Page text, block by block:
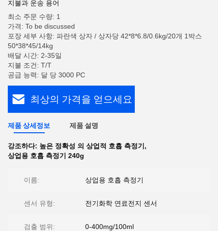
지불과 운송 용어
최소 주문 수량: 1
가격: To be discussed
포장 세부 사항: 파란색 상자 / 상자당 42*8*6.8/0.6kg/20개 1박스
50*38*45/14kg
배달 시간: 2-35일
지불 조건: T/T
공급 능력: 달 당 3000 PC
최상의 가격을 얻으세요
제품 상세정보 제품 설명
강조하다: 높은 정확성 의 상업적 호흡 측정기 ,
상업용 호흡 측정기 240g
이름: 상업용 호흡 측정기
센서 유형: 전기화학 연료전지 센서
검출 범위: 0-400mg/100ml